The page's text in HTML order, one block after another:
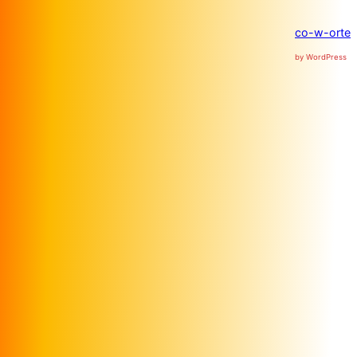
co-w-orte
by WordPress